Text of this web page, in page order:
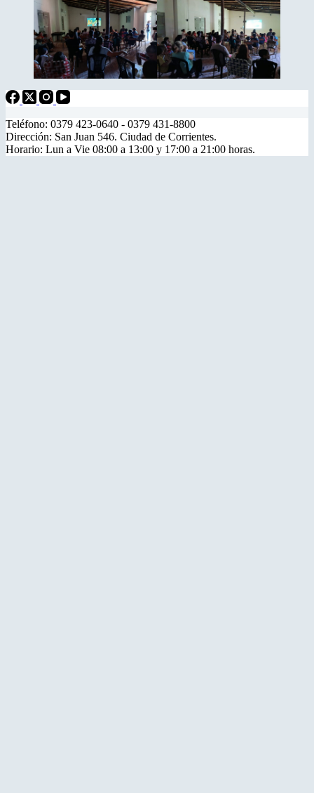
Teléfono: 0379 423-0640 - 0379 431-8800
Dirección: San Juan 546. Ciudad de Corrientes.
Horario: Lun a Vie 08:00 a 13:00 y 17:00 a 21:00 horas.